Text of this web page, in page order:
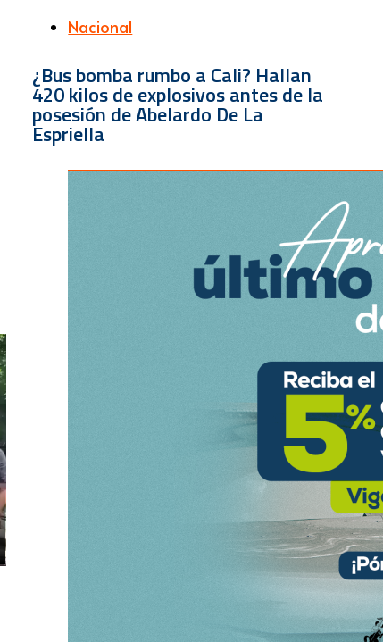
Nacional
¿Bus bomba rumbo a Cali? Hallan
420 kilos de explosivos antes de la
posesión de Abelardo De La
Espriella